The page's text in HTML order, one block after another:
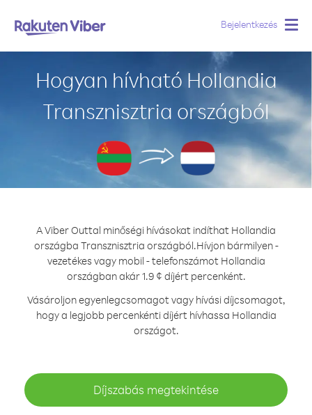
Bejelentkezés
Hogyan hívható Hollandia
Transznisztria országból
A Viber Outtal minőségi hívásokat indíthat Hollandia
országba Transznisztria országból.Hívjon bármilyen -
vezetékes vagy mobil - telefonszámot Hollandia
országban akár 1.9 ¢ díjért percenként.
Vásároljon egyenlegcsomagot vagy hívási díjcsomagot,
hogy a legjobb percenkénti díjért hívhassa Hollandia
országot.
Díjszabás megtekintése